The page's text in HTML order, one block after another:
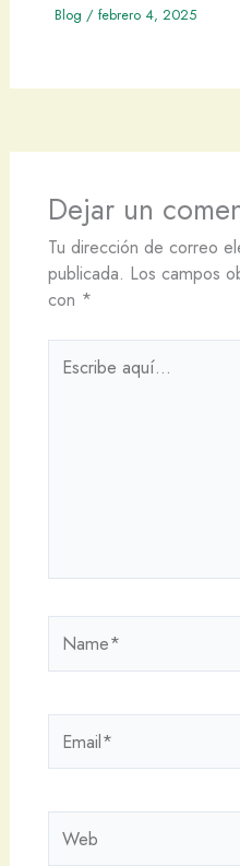
Blog / febrero 4, 2025
Dejar un
Tu dirección de correo
publicada. Los campos
con *
aquí...